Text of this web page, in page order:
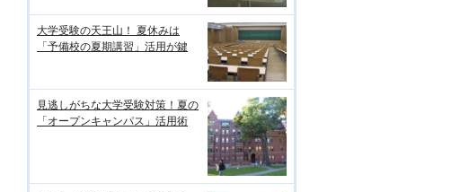
大学受験の天王山！ 夏休みは
「予備校の夏期講習」活用が鍵
見逃しがちな大学受験対策！夏の
「オープンキャンパス」活用術